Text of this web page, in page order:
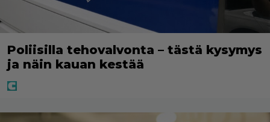
Poliisilla tehovalvonta – tästä kysymys
ja näin kauan kestää